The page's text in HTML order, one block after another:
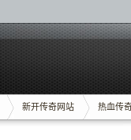
新开传奇网站 热血传